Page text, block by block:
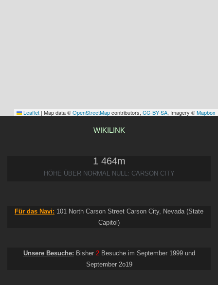
Leaflet | Map data ©OpenStreetMapcontributors, CC-BY-SA, Imagery ©Mapbox
WIKILINK
HÖHE ÜBER NORMAL NULL: CARSON CITY
1 464m
Für das Navi: 101 North Carson Street Carson City, Nevada (State
Capitol)
Unsere Besuche: Bisher 2Besuche im September 1999 und
September 2o19